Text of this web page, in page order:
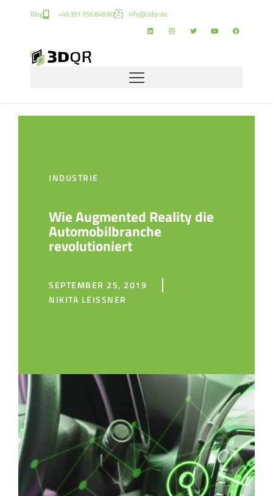
Blog +49 391 556 848 80 info@3dqr.de
INDUSTRIE
Wie Augmented Reality die
Automobilbranche
revolutioniert
SEPTEMBER 25, 2019
NIKITA LEISSNER